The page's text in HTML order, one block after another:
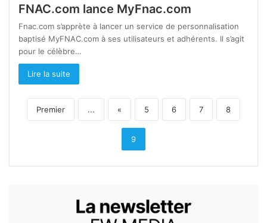
FNAC.com lance MyFnac.com
Fnac.com s’apprète à lancer un service de personnalisation
baptisé MyFNAC.com à ses utilisateurs et adhérents. Il s’agit
pour le célèbre…
Lire la suite
Premier ... « 5 6 7 8
9